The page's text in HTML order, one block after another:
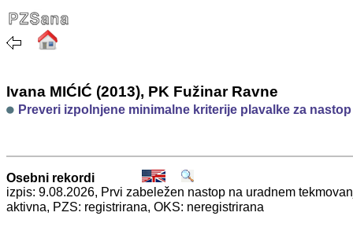
Ivana MIĆIĆ (2013), PK Fužinar Ravne
Preveri izpolnjene minimalne kriterije plavalke za
Osebni rekordi
izpis: 9.08.2026, Prvi zabeležen nastop na uradnem
aktivna, PZS: registrirana, OKS: neregistrirana